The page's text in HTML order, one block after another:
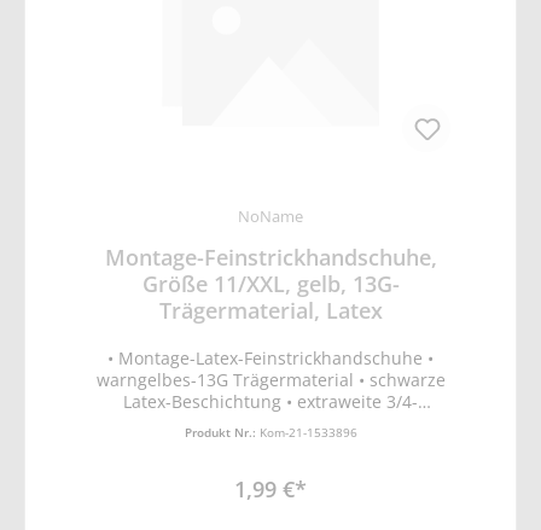
NoName
Montage-Feinstrickhandschuhe,
Größe 11/XXL, gelb, 13G-
Trägermaterial, Latex
• Montage-Latex-Feinstrickhandschuhe •
warngelbes-13G Trägermaterial • schwarze
Latex-Beschichtung • extraweite 3/4-
Tauchung • schrumpfgeraut • ergonomische
Passform • EN388 Schutz vor mechanischen
Durchstichfestigkeit)
Produkt Nr.: Kom-21-1533896
1,99 €*